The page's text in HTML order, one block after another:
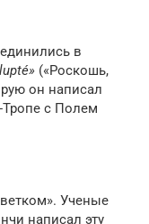
в
(«Роскошь,
он написал
Тропе с Полем
Ученые
написал эту